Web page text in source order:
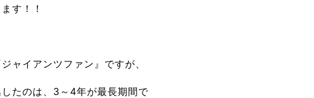
す！！
ャイアンツファン』ですが、
たのは、3～4年が最長期間で